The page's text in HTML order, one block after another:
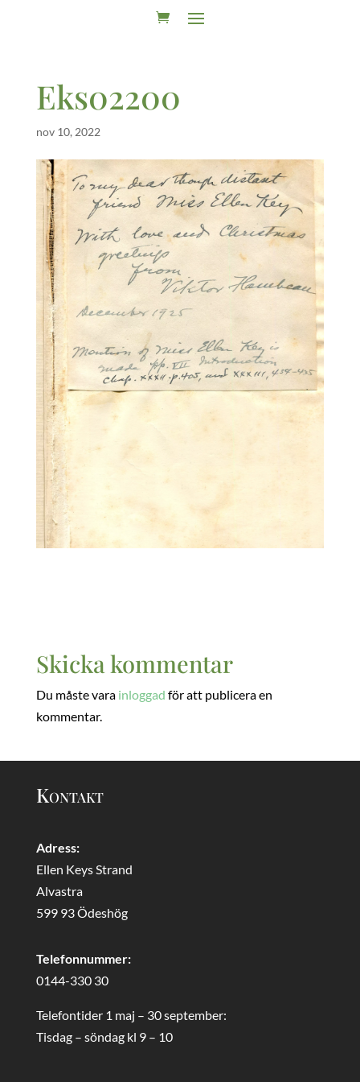
Eks02200
nov 10, 2022
Skicka kommentar
Du måste vara inloggad för att publicera en
kommentar.
Kontakt
Adress:
Ellen Keys Strand
Alvastra
599 93 Ödeshög
Telefonnummer:
0144-330 30
Telefontider 1 maj – 30 september:
Tisdag – söndag kl 9 – 10